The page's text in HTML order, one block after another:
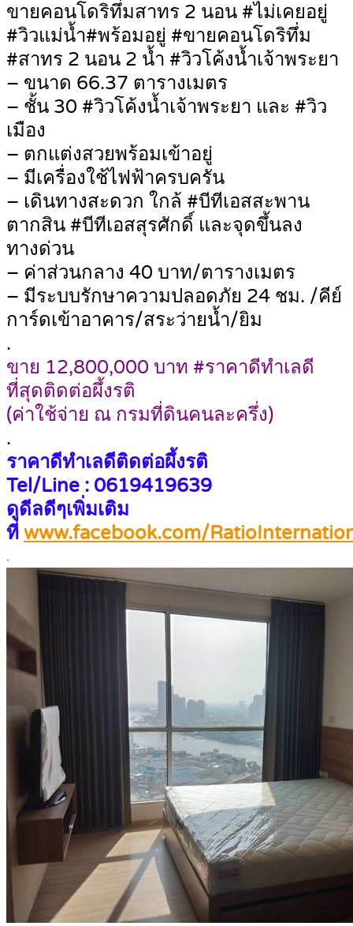
ขายคอนโดริทึ่มสาทร 2 นอน #ไม่เคยอยู่
#วิวแม่น้ำ#พร้อมอยู่ #ขายคอนโดริทึ่ม
#สาทร 2 นอน 2 น้ำ #วิวโค้งน้ำเจ้าพระยา
– ขนาด 66.37 ตารางเมตร
– ชั้น 30 #วิวโค้งน้ำเจ้าพระยา และ #วิว
เมือง
– ตกแต่งสวยพร้อมเข้าอยู่
– มีเครื่องใช้ไฟฟ้าครบครัน
– เดินทางสะดวก ใกล้ #บีทีเอสสะพาน
ตากสิน #บีทีเอสสุรศักดิ์ และจุดขึ้นลง
ทางด่วน
– ค่าส่วนกลาง 40 บาท/ตารางเมตร
– มีระบบรักษาความปลอดภัย 24 ชม. /คีย์
การ์ดเข้าอาคาร/สระว่ายน้ำ/ยิม
.
ขาย 12,800,000 บาท #ราคาดีทำเลดี
ที่สุดติดต่อผึ้งรติ
(ค่าใช้จ่าย ณ กรมที่ดินคนละครึ่ง)
.
ราคาดีทำเลดีติดต่อผึ้งรติ
Tel/Line : 0619419639
ดูดีลดีๆเพิ่มเติม
ที่ www.facebook.com/
.